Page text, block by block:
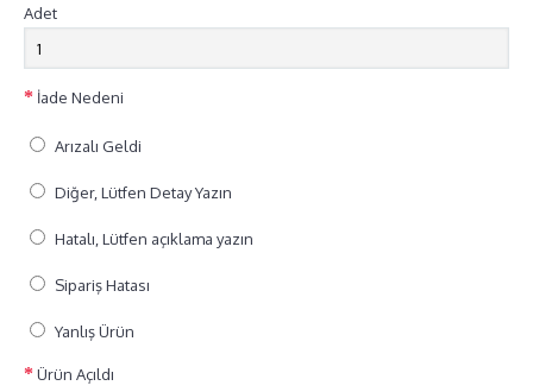
Adet
İade Nedeni
Arızalı Geldi
Diğer, Lütfen Detay Yazın
Hatalı, Lütfen açıklama yazın
Sipariş Hatası
Yanlış Ürün
Ürün Açıldı